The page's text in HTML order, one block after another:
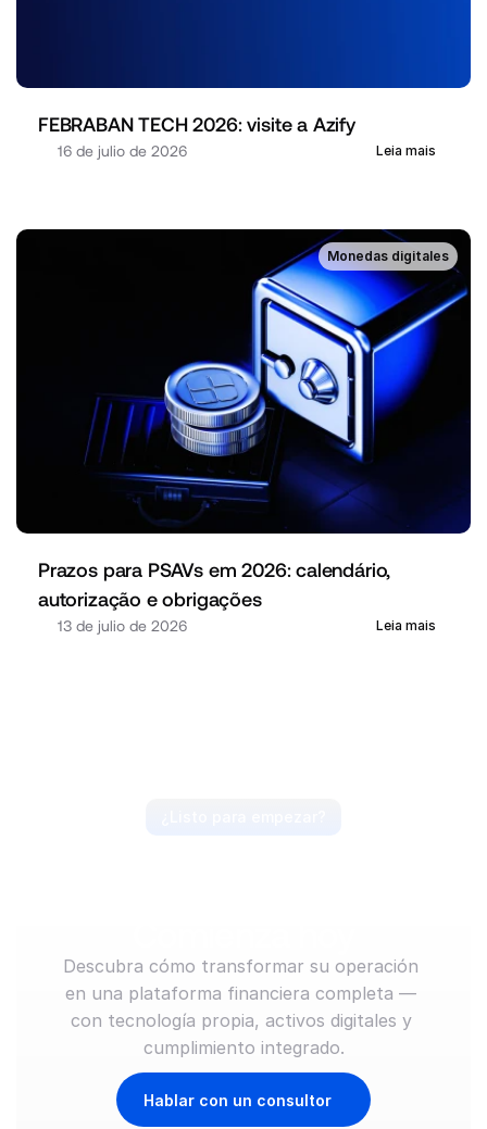
FEBRABAN TECH 2026: visite a Azify
16 de julio de 2026 Leia mais
Monedas digitales
Prazos para PSAVs em 2026: calendário,
autorização e obrigações
13 de julio de 2026 Leia mais
Descubra cómo transformar su operación
en una plataforma financiera completa —
con tecnología propia, activos digitales y
cumplimiento integrado.
Hablar con un consultor